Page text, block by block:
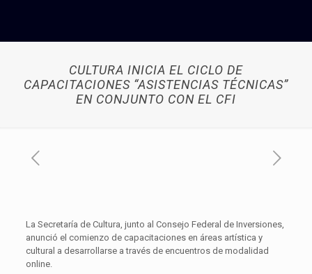
CULTURA INICIA EL CICLO DE
CAPACITACIONES “ASISTENCIAS TÉCNICAS”
EN CONJUNTO CON EL CFI
La Secretaría de Cultura, junto al Consejo Federal de Inversiones,
anunció el comienzo de capacitaciones en áreas artística y
cultural a desarrollarse a través de encuentros de modalidad
online.